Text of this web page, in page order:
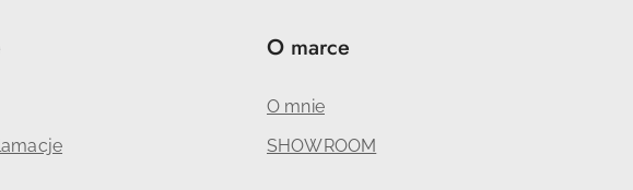
O marce
O mnie
SHOWROOM